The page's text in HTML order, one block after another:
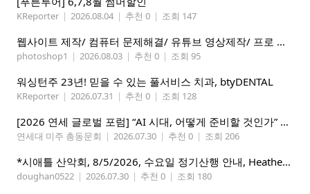
KReporter | 2026.08.04 | 추천 0 | 조회 147
웹사이트 제작/ 컴퓨터 문제해결/ 유튜브 영상제작/ 프로 사진촬영
photoshop1 | 2026.08.03 | 추천 0 | 조회 95
워싱턴주 23년! 믿을 수 있는 풀서비스 치과, btyDENTAL
KReporter | 2026.07.31 | 추천 0 | 조회 128
[2026 연세 글로벌 포럼] “AI 시대, 어떻게 준비할 것인가” 8월 7-10일 벨뷰 개최
연세대 미주 총동문회 | 2026.07.30 | 추천 0 | 조회 206
*시애틀 산악회, 8/5/2026, 수요일 정기산행 안내, Heather Lake*
doughan0522 | 2026.07.30 | 추천 0 | 조회 180